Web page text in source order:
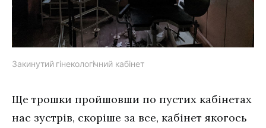
Закинутий гінекологічний кабінет
Ще трошки пройшовши по пустих кабінетах
нас зустрів, скоріше за все, кабінет якогось